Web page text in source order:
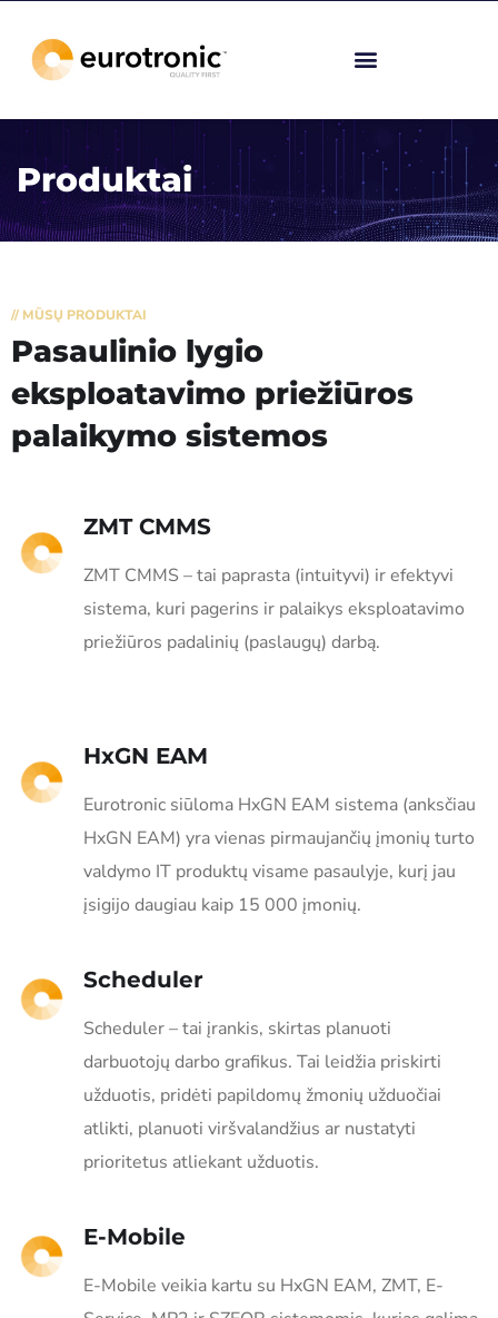
Produktai
// MŪSŲ PRODUKTAI
Pasaulinio lygio
eksploatavimo priežiūros
palaikymo sistemos
ZMT CMMS
ZMT CMMS – tai paprasta (intuityvi) ir efektyvi
sistema, kuri pagerins ir palaikys eksploatavimo
priežiūros padalinių (paslaugų) darbą.
HxGN EAM
Eurotronic siūloma HxGN EAM sistema (anksčiau
HxGN EAM) yra vienas pirmaujančių įmonių turto
valdymo IT produktų visame pasaulyje, kurį jau
įsigijo daugiau kaip 15 000 įmonių.
Scheduler
Scheduler – tai įrankis, skirtas planuoti
darbuotojų darbo grafikus. Tai leidžia priskirti
užduotis, pridėti papildomų žmonių užduočiai
atlikti, planuoti viršvalandžius ar nustatyti
prioritetus atliekant užduotis.
E-Mobile
E-Mobile veikia kartu su HxGN EAM, ZMT, E-